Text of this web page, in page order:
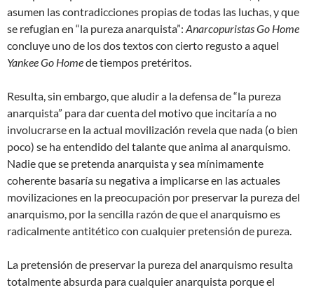
asumen las contradicciones propias de todas las luchas, y que
se refugian en “la pureza anarquista”: Anarcopuristas Go Home
concluye uno de los dos textos con cierto regusto a aquel
Yankee Go Homede tiempos pretéritos.
Resulta, sin embargo, que aludir a la defensa de “la pureza
anarquista” para dar cuenta del motivo que incitaría a no
involucrarse en la actual movilización revela que nada (o bien
poco) se ha entendido del talante que anima al anarquismo.
Nadie que se pretenda anarquista y sea mínimamente
coherente basaría su negativa a implicarse en las actuales
movilizaciones en la preocupación por preservar la pureza del
anarquismo, por la sencilla razón de que el anarquismo es
radicalmente antitético con cualquier pretensión de pureza.
La pretensión de preservar la pureza del anarquismo resulta
totalmente absurda para cualquier anarquista porque el